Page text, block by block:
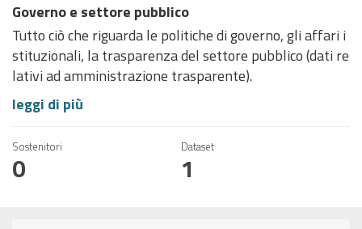
Governo e settore pubblico
Tutto ciò che riguarda le politiche di governo, gli affari i
stituzionali, la trasparenza del settore pubblico (dati re
lativi ad amministrazione trasparente).
leggi di più
Sostenitori
0
Dataset
1